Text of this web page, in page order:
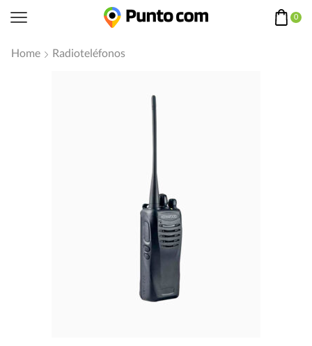
0
Home Radioteléfonos